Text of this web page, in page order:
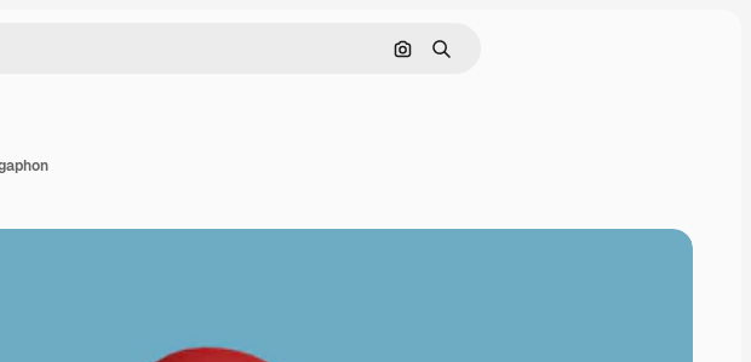
Nach Bild suchen
Suchen